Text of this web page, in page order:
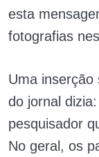
esta
fotografias
Uma inserção
do jornal
pesquisador
No geral, os